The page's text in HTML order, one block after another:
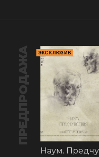
ПРЕДПРОДАЖА ЭКСКЛЮЗИВ